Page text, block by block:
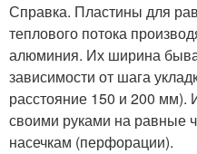
Справка. Пластины для
теплового потока
алюминия. Их ширина
зависимости от шага
расстояние 150 и 200
своими руками на равные
насечкам (перфорации).